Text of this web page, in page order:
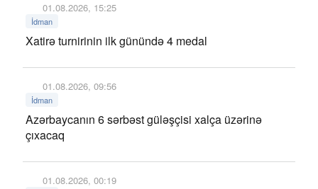
01.08.2026, 15:25
İdman
Xatirə turnirinin ilk günündə 4 medal
01.08.2026, 09:56
İdman
Azərbaycanın 6 sərbəst güləşçisi xalça üzərinə
çıxacaq
01.08.2026, 00:19